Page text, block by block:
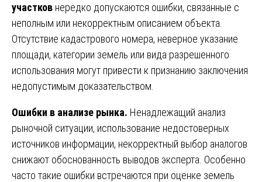
участков нередко допускаются ошибки, связанные с
неполным или некорректным описанием объекта.
Отсутствие кадастрового номера, неверное указание
площади, категории земель или вида разрешенного
использования могут привести к признанию заключения
недопустимым доказательством.
Ошибки в анализе рынка. Ненадлежащий анализ
рыночной ситуации, использование недостоверных
источников информации, некорректный выбор аналогов
снижают обоснованность выводов эксперта. Особенно
часто такие ошибки встречаются при оценке земель